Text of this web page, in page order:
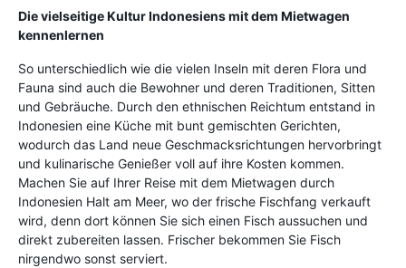
Die vielseitige Kultur Indonesiens mit dem Mietwagen
kennenlernen
So unterschiedlich wie die vielen Inseln mit deren Flora und
Fauna sind auch die Bewohner und deren Traditionen, Sitten
und Gebräuche. Durch den ethnischen Reichtum entstand in
Indonesien eine Küche mit bunt gemischten Gerichten,
wodurch das Land neue Geschmacksrichtungen hervorbringt
und kulinarische Genießer voll auf ihre Kosten kommen.
Machen Sie auf Ihrer Reise mit dem Mietwagen durch
Indonesien Halt am Meer, wo der frische Fischfang verkauft
wird, denn dort können Sie sich einen Fisch aussuchen und
direkt zubereiten lassen. Frischer bekommen Sie Fisch
nirgendwo sonst serviert.